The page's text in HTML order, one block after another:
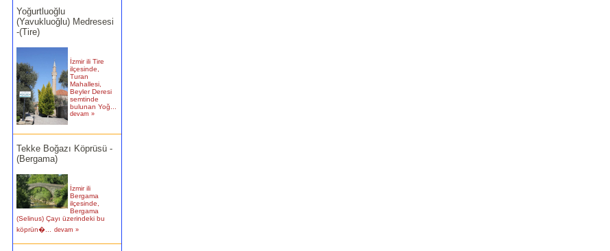
(Yavukluoğlu) Medresesi
-(Tire)
ilçesinde,
Turan
Mahallesi,
Beyler Deresi
semtinde
bulunan Yoğ...
devam »
Tekke Boğazı Köprüsü -
(Bergama)
Bergama
ilçesinde,
Bergama
(Selinus) Çayı üzerindeki bu
köprün�... devam »
Birgi Taşpazar (Hafsa